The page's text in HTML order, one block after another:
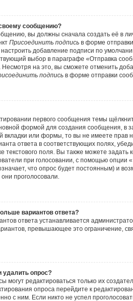
сообщению?
вы должны сначала создать её в
Присоединить подпись в форме
добавление подписи по
выбор в параграфе «Отправка
Несмотря на это, вы сможете отменить
подпись в форме отправки
первого сообщения темы
формой для создания сообщения, в
вкладки или формы, то вы не имеете прав
ответа в соответствующих полях,
текстового поля. Вы также можете задать
при голосовании, с помощью опции
что опрос будет постоянным) и
проголосовали.
вариантов ответа?
ответа устанавливается
превышающее это ограничение,
удалить опрос?
могут редактироваться только их
опроса перейдите к
с ним. Если никто не успел